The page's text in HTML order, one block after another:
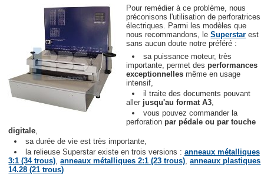
Pour remédier à ce problème, nous
préconisons l'utilisation de perforatrices
électriques. Parmi les modèles que
nous recommandons, leSuperstar est
sans aucun doute notre préféré :
sa puissance moteur, très
importante, permet desperformances
exceptionnelles même en usage
intensif,
il traite des documents pouvant
aller jusqu'au format A3,
vous pouvez commander la
perforationpar pédale ou par touche
digitale,
sa durée de vie est très importante,
la relieuse Superstar existe en trois versions : anneaux métalliques
3:1 (34 trous),anneaux métalliques 2:1 (23 trous),anneaux plastiques
14.28 (21 trous)